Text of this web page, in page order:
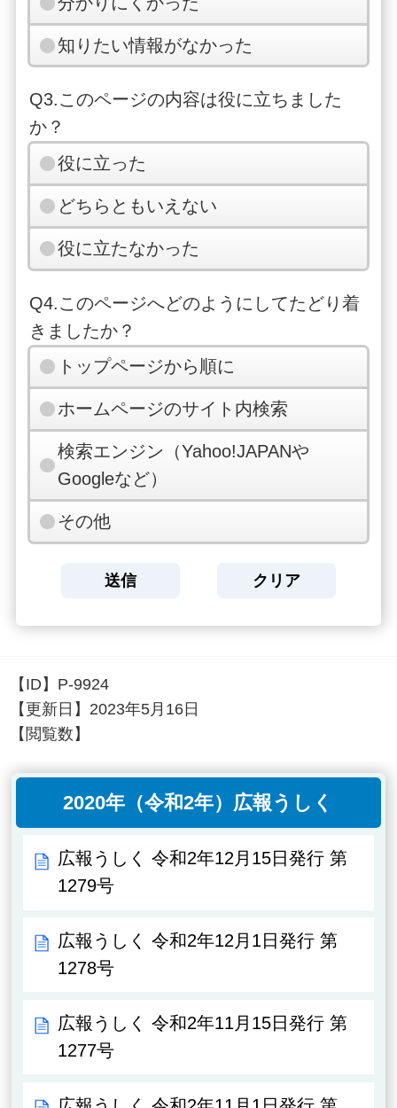
知りたい情報がなかった
Q3.このページの内容は役に立ちました
か？
役に立った
どちらともいえない
役に立たなかった
Q4.このページへどのようにしてたどり着
きましたか？
トップページから順に
ホームページのサイト内検索
検索エンジン（Yahoo!JAPANや
Googleなど）
その他
【ID】 P-9924
【更新日】 2023年5月16日
【閲覧数】
2020年（令和2年）広報うしく
広報うしく 令和2年12月15日発行 第
1279号
広報うしく 令和2年12月1日発行 第
1278号
広報うしく 令和2年11月15日発行 第
1277号